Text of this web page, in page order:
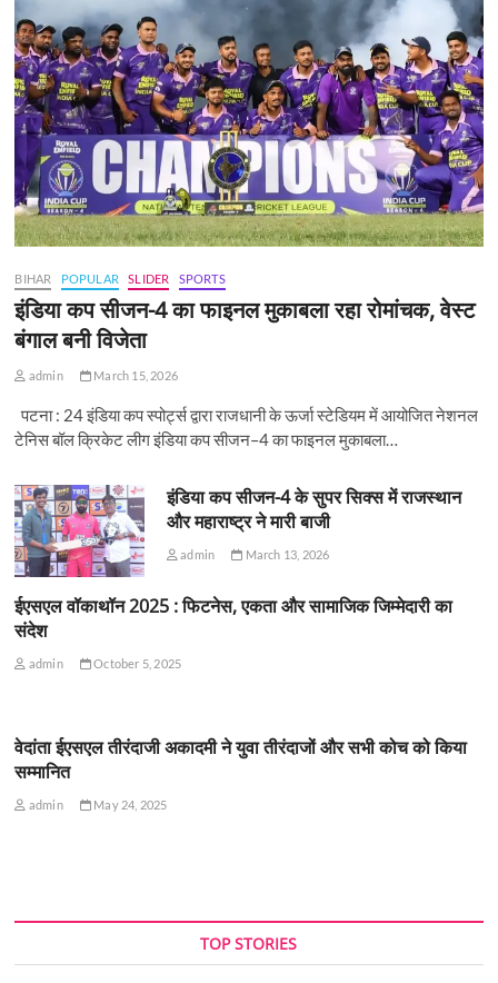
BIHAR POPULAR SLIDER SPORTS
इंडिया कप सीजन-4 का फाइनल मुकाबला रहा रोमांचक, वेस्ट
बंगाल बनी विजेता
admin March 15, 2026
पटना : 24 इंडिया कप स्पोर्ट्स द्वारा राजधानी के ऊर्जा स्टेडियम में आयोजित नेशनल
टेनिस बॉल क्रिकेट लीग इंडिया कप सीजन–4 का फाइनल मुकाबला…
इंडिया कप सीजन-4 के सुपर सिक्स में राजस्थान
और महाराष्ट्र ने मारी बाजी
admin March 13, 2026
ईएसएल वॉकाथॉन 2025 : फिटनेस, एकता और सामाजिक जिम्मेदारी का
संदेश
admin October 5, 2025
वेदांता ईएसएल तीरंदाजी अकादमी ने युवा तीरंदाजों और सभी कोच को किया
सम्मानित
admin May 24, 2025
TOP STORIES